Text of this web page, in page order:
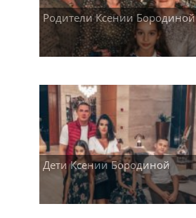
Родители Ксении Бородиной
Дети Ксении Бородиной